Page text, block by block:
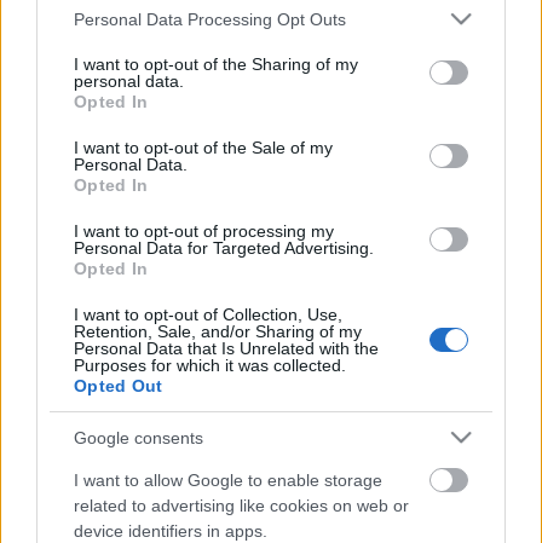
Please note that this website/app uses one or more Google
not limited to your visit or usage behaviour. You may click to
grant or deny consent to Google and its third-party tags to
use your data for below specified purposes in below Google
consent section.
Personal Data Processing Opt Outs
I want to opt-out of the Sharing of my
personal data.
Opted In
I want to opt-out of the Sale of my
Personal Data.
Opted In
I want to opt-out of processing my
Personal Data for Targeted Advertising.
Opted In
I want to opt-out of Collection, Use,
Retention, Sale, and/or Sharing of my
Personal Data that Is Unrelated with the
Purposes for which it was collected.
Opted Out
Google consents
I want to allow Google to enable storage
related to advertising like cookies on web or
device identifiers in apps.
Iskolás fiúk egy csoportja az atomháború idején, az
őket menekítő repülőgép balesete miatt egy lakatlan
szigetre vetődik. Eleinte izgalmasnak indul a
felnőttek nélküli kaland: a sziget gazdagsága, a
felhőtlen szabadság élménye elkápráztatja őket.
Ismert társadalmi minták alapján próbálják
berendezni életüket: vezért választanak, gyűléseket
tartanak, feladatokat jelölnek ki egymás között.
A csapat azonban elég hamar két táborra szakad. A
választott vezér, Ralph a menekülés egyetlen
reményét, a tűz életben tartását tartja a
legfontosabbnak, míg ellenlábasa, Jack a vadászat, a
hús megszerzésének rabja lesz. Mindeközben pedig
úrrá lesz rajtuk a félelem, amelyet egy titokzatos
(részlet a regényből)